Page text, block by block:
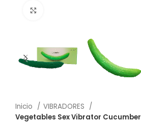
Inicio
VIBRADORES
Vegetables Sex Vibrator Cucumber